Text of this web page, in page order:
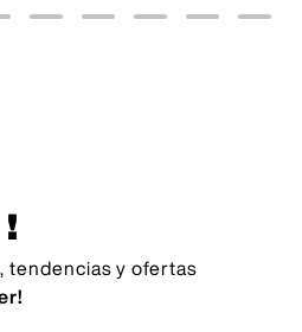
tendencias y ofertas